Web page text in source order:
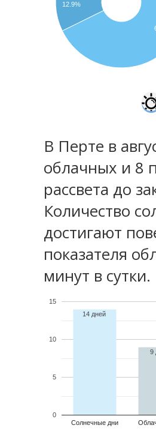
12.9%
В Перте в
облачных и 8
рассвета до
Количество
достигают
показателя
минут в сутки.
Солнечные дни
0
5
10
15
14 дней
9